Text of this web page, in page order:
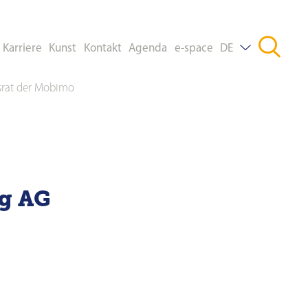
Karriere Kunst Kontakt Agenda e-space DE
der Mobimo
AG